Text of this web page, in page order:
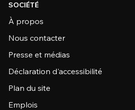
SOCIÉTÉ
À propos
Nous contacter
Presse et médias
Déclaration d'accessibilité
Plan du site
Emplois